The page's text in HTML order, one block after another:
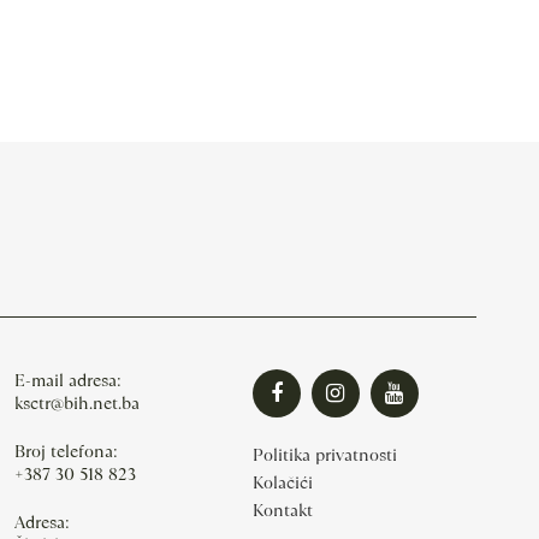
E-mail adresa:
ksctr@bih.net.ba
Broj telefona:
+387 30 518 823
Adresa:
Politika privatnosti
Kolačići
Kontakt